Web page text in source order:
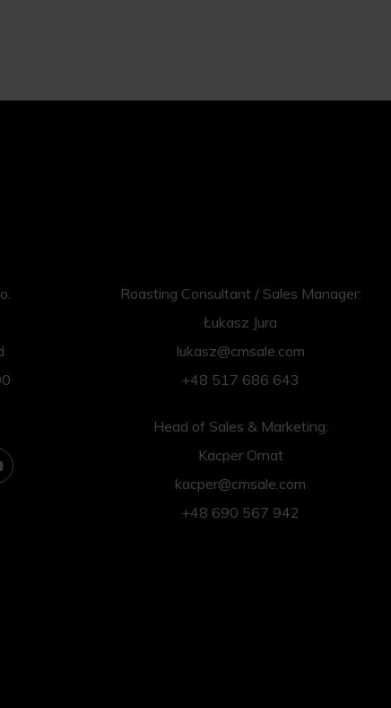
Roasting Consultant / Sales Manager:
Łukasz Jura
lukasz@cmsale.com
+48 517 686 643
Head of Sales & Marketing:
Kacper Ornat
kacper@cmsale.com
+48 690 567 942